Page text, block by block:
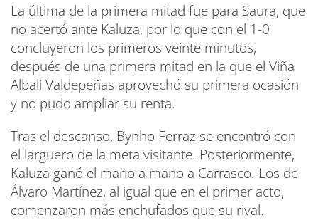
La última de la primera mitad fue para Saura, que
no acertó ante Kaluza, por lo que con el 1-0
concluyeron los primeros veinte minutos,
después de una primera mitad en la que el Viña
Albali Valdepeñas aprovechó su primera ocasión
y no pudo ampliar su renta.
Tras el descanso, Bynho Ferraz se encontró con
el larguero de la meta visitante. Posteriormente,
Kaluza ganó el mano a mano a Carrasco. Los de
Álvaro Martínez, al igual que en el primer acto,
comenzaron más enchufados que su rival.